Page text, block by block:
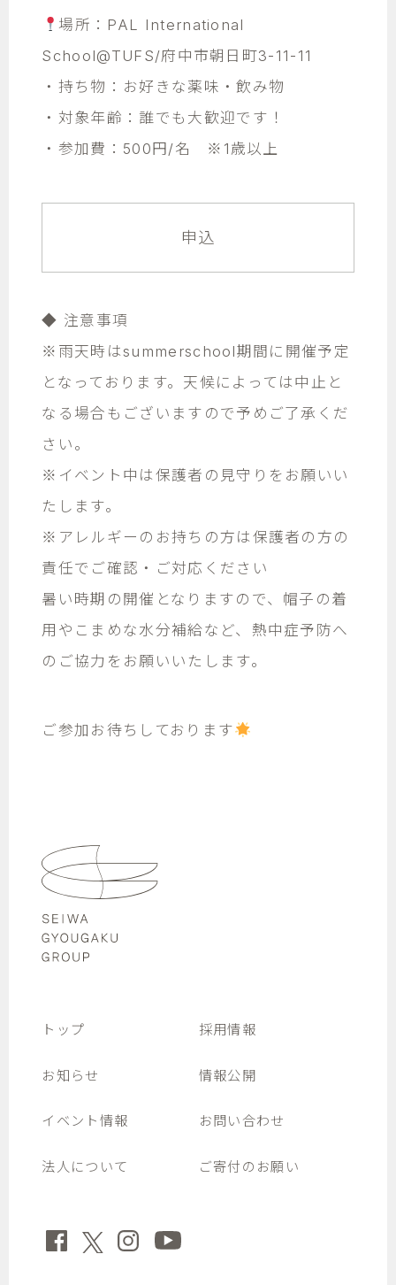
場所：PAL International
School@TUFS/府中市朝日町3-11-11
・持ち物：お好きな薬味・飲み物
・対象年齢：誰でも大歓迎です！
・参加費：500円/名 ※1歳以上
申込
◆ 注意事項
※雨天時はsummerschool期間に開催予定
となっております。天候によっては中止と
なる場合もございますので予めご了承くだ
さい。
※イベント中は保護者の見守りをお願いい
たします。
※アレルギーのお持ちの方は保護者の方の
責任でご確認・ご対応ください
暑い時期の開催となりますので、帽子の着
用やこまめな水分補給など、熱中症予防へ
のご協力をお願いいたします。
ご参加お待ちしております
トップ
お知らせ
イベント情報
法人について
採用情報
情報公開
お問い合わせ
ご寄付のお願い